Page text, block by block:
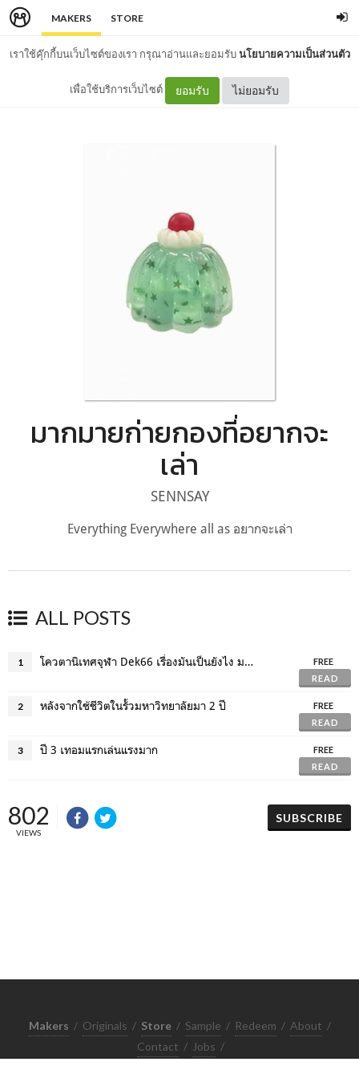
MAKERS STORE
เราใช้คุ๊กกี้บนเว็บไซต์ของเรา กรุณาอ่านและยอมรับนโยบายความเป็นส่วนตัว
เพื่อใช้บริการเว็บไซต์ ยอมรับ ไม่ยอมรับ
มากมายก่ายกองที่อยากจะ
เล่า
SENNSAY
Everything Everywhere all as อยากจะเล่า
ALL POSTS
1 โควตานิเทศจุฬา Dek66 เรื่องมันเป็นยังไง มาดู!!
FREE
READ
2 หลังจากใช้ชีวิตในรั้วมหาวิทยาลัยมา 2 ปี
FREE
READ
3 ปี 3 เทอมแรกเล่นแรงมาก
FREE
READ
802
VIEWS
SUBSCRIBE
Makers / Originals / Store / Sample / Redeem / About /
Contact / Jobs /